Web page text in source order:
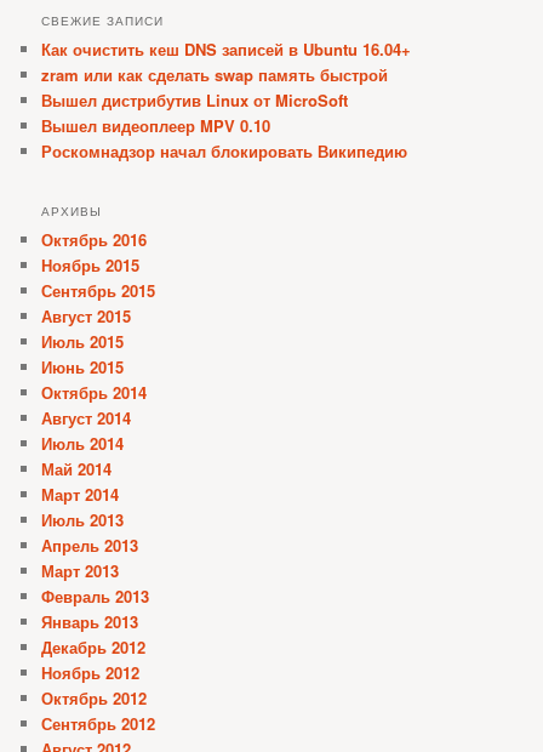
СВЕЖИЕ ЗАПИСИ
Как очистить кеш DNS записей в Ubuntu 16.04+
zram или как сделать swap память быстрой
Вышел дистрибутив Linux от MicroSoft
Вышел видеоплеер MPV 0.10
Роскомнадзор начал блокировать Википедию
АРХИВЫ
Октябрь 2016
Ноябрь 2015
Сентябрь 2015
Август 2015
Июль 2015
Июнь 2015
Октябрь 2014
Август 2014
Июль 2014
Май 2014
Март 2014
Июль 2013
Апрель 2013
Март 2013
Февраль 2013
Январь 2013
Декабрь 2012
Ноябрь 2012
Октябрь 2012
Сентябрь 2012